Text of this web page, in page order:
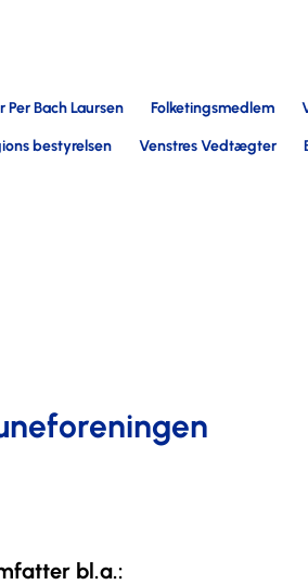
Per Bach Laursen Folketingsmedlem
bestyrelsen Venstres Vedtægter
bl.a.: